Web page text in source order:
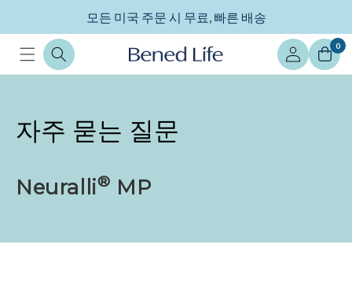
뛰기
모든 미국 주문 시 무료, 빠른 배송
로
그
인
0
자주 묻는 질문
Neuralli® MP